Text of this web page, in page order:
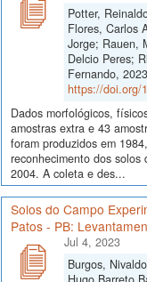
Potter,
Flores, Carlos
Jorge; Rauen,
Delcio Peres;
Fernando,
https://doi.org/
Dados morfológicos,
amostras extra e 43
foram produzidos em
reconhecimento dos
2004. A coleta e des...
Solos do Campo
Patos - PB:
Jul 4, 2023
Burgos,